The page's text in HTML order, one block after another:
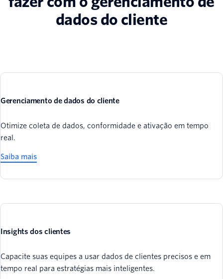
dados do cliente
Gerenciamento de dados do cliente
Otimize coleta de dados, conformidade e ativação em tempo
real.
Saiba mais
Insights dos clientes
Capacite suas equipes a usar dados de clientes precisos e em
tempo real para estratégias mais inteligentes.